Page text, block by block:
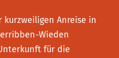
kurzweiligen Anreise in
Wieden
für die